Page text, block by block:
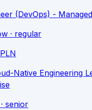
(DevOps) -
· regular
PLN
Native Engineering
· senior